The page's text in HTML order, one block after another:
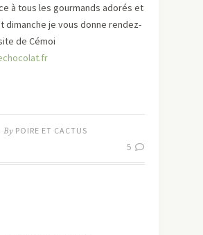
à tous les gourmands adorés et
dimanche je vous donne rendez-
de Cémoi
By POIRE ET CACTUS
5